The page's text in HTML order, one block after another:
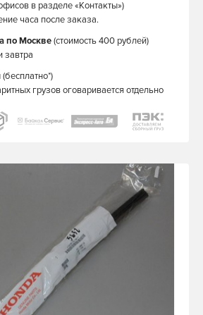
в разделе «Контакты»)
часа после заказа.
по Москве(стоимость 400 рублей)
завтра
(бесплатно*)
грузов оговаривается отдельно